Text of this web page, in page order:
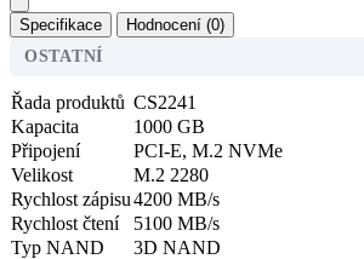
Specifikace
Hodnocení (0)
OSTATNÍ
Řada produktů CS2241
Kapacita
1000 GB
Připojení
PCI-E, M.2 NVMe
Velikost
M.2 2280
Rychlost zápisu4200 MB/s
Rychlost čtení
5100 MB/s
Typ NAND
3D NAND